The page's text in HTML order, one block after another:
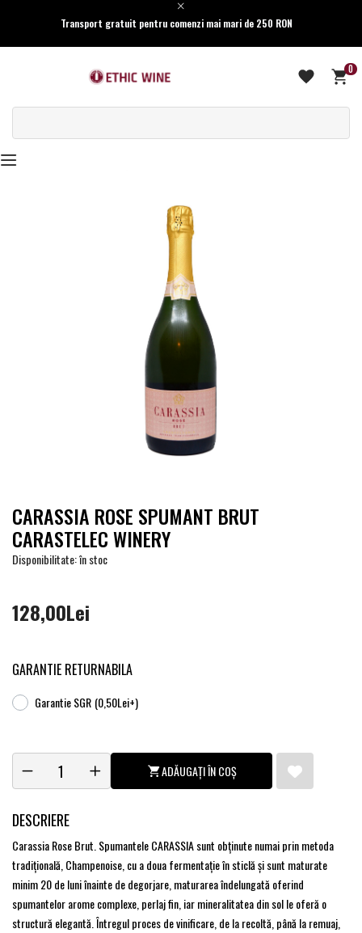
Transport gratuit pentru comenzi mai mari de 250 RON
0
CARASSIA ROSE SPUMANT BRUT
CARASTELEC WINERY
Disponibilitate: în stoc
128,00Lei
GARANTIE RETURNABILA
Garantie SGR (0,50Lei+)
ADĂUGAȚI ÎN COȘ
DESCRIERE
Carassia Rose Brut. Spumantele CARASSIA sunt obţinute numai prin metoda
tradiţională, Champenoise, cu a doua fermentaţie în sticlă și sunt maturate
minim 20 de luni înainte de degorjare, maturarea îndelungată oferind
spumantelor arome complexe, perlaj fin, iar mineralitatea din sol le oferă o
structură elegantă. Întregul proces de vinificare, de la recoltă, până la remuaj,